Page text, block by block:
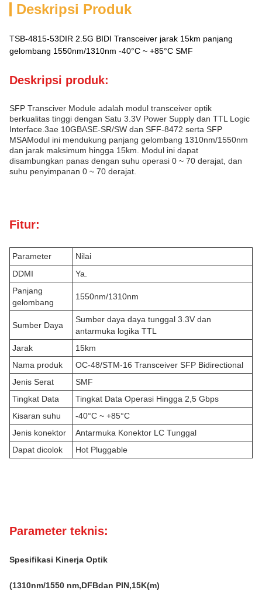
Deskripsi Produk
TSB-4815-53DIR 2.5G BIDI Transceiver jarak 15km panjang
gelombang 1550nm/1310nm -40°C ~ +85°C SMF
Deskripsi produk:
SFP Transciver Module adalah modul transceiver optik
berkualitas tinggi dengan Satu 3.3V Power Supply dan TTL Logic
Interface.3ae 10GBASE-SR/SW dan SFF-8472 serta SFP
MSAModul ini mendukung panjang gelombang 1310nm/1550nm
dan jarak maksimum hingga 15km. Modul ini dapat
disambungkan panas dengan suhu operasi 0 ~ 70 derajat, dan
suhu penyimpanan 0 ~ 70 derajat.
Fitur:
Parameter
Nilai
DDMI
Ya.
Panjang
gelombang
1550nm/1310nm
Sumber Daya
Sumber daya daya tunggal 3.3V dan
antarmuka logika TTL
Jarak
15km
Nama produk
OC-48/STM-16 Transceiver SFP Bidirectional
Jenis Serat
SMF
Tingkat Data
Tingkat Data Operasi Hingga 2,5 Gbps
Kisaran suhu
-40°C ~ +85°C
Jenis konektor
Antarmuka Konektor LC Tunggal
Dapat dicolok
Hot Pluggable
Parameter teknis:
Spesifikasi Kinerja Optik
(1310nm/1550 nm,DFBdan PIN,15K(m)